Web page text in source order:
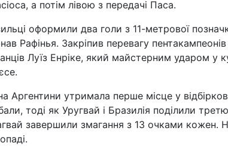
а потім лівою з передачі Паса.
оформили два голи з 11-метрової
Рафінья. Закріпив перевагу
Луїз Енріке, який майстерним ударом у
Аргентини утримала перше місце у
тоді як Уругвай і Бразилія поділили
завершили змагання з 13 очками кожен.